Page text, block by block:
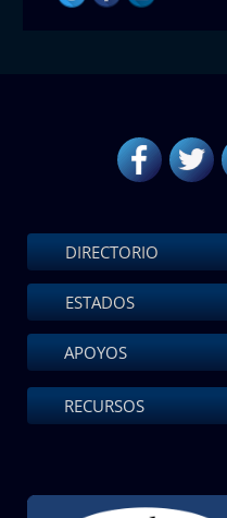
DIRECTORIO
ESTADOS
APOYOS
RECURSOS